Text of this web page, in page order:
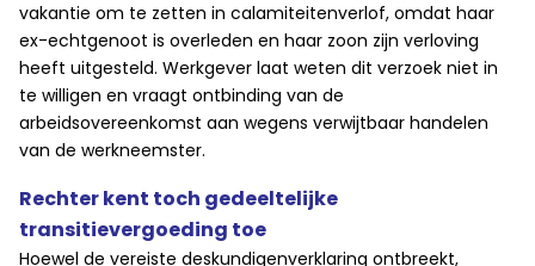
vakantie om te zetten in calamiteitenverlof, omdat haar
ex-echtgenoot is overleden en haar zoon zijn verloving
heeft uitgesteld. Werkgever laat weten dit verzoek niet in
te willigen en vraagt ontbinding van de
arbeidsovereenkomst aan wegens verwijtbaar handelen
van de werkneemster.
Rechter kent toch gedeeltelijke
transitievergoeding toe
Hoewel de vereiste deskundigenverklaring ontbreekt,